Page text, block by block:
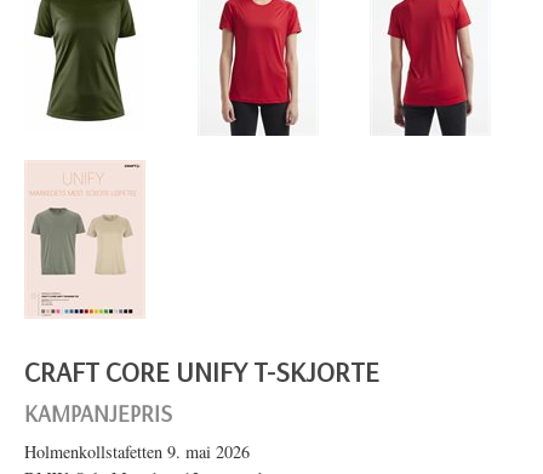
CRAFT CORE UNIFY T-SKJORTE
KAMPANJEPRIS
Holmenkollstafetten 9. mai 2026